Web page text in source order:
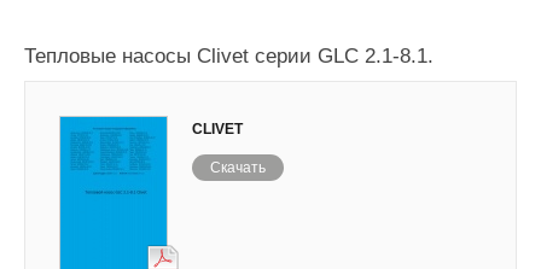
Тепловые насосы Clivet серии GLC 2.1-8.1.
CLIVET
Скачать